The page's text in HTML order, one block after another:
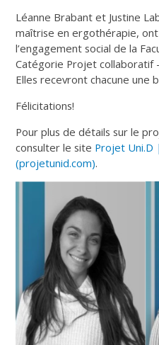
Léanne Brabant et Justine
maîtrise en ergothérapie,
l’engagement social de la
Catégorie Projet collaboratif
Elles recevront chacune une
Félicitations!
Pour plus de détails sur le
consulter le site Projet Uni.D
(projetunid.com).